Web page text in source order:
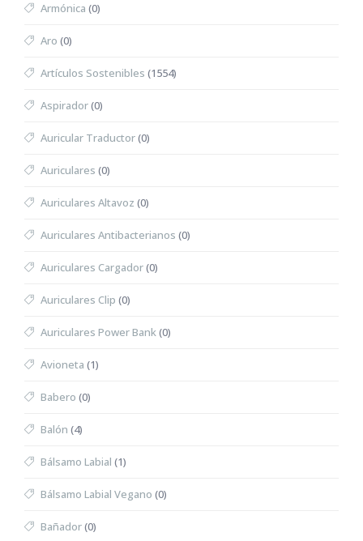
Armónica (0)
Aro (0)
Artículos Sostenibles (1554)
Aspirador(0)
Auricular Traductor(0)
Auriculares (0)
Auriculares Altavoz (0)
Auriculares Antibacterianos (0)
Auriculares Cargador(0)
Auriculares Clip (0)
Auriculares Power Bank(0)
Avioneta (1)
Babero (0)
Balón (4)
Bálsamo Labial (1)
Bálsamo Labial Vegano (0)
Bañador(0)